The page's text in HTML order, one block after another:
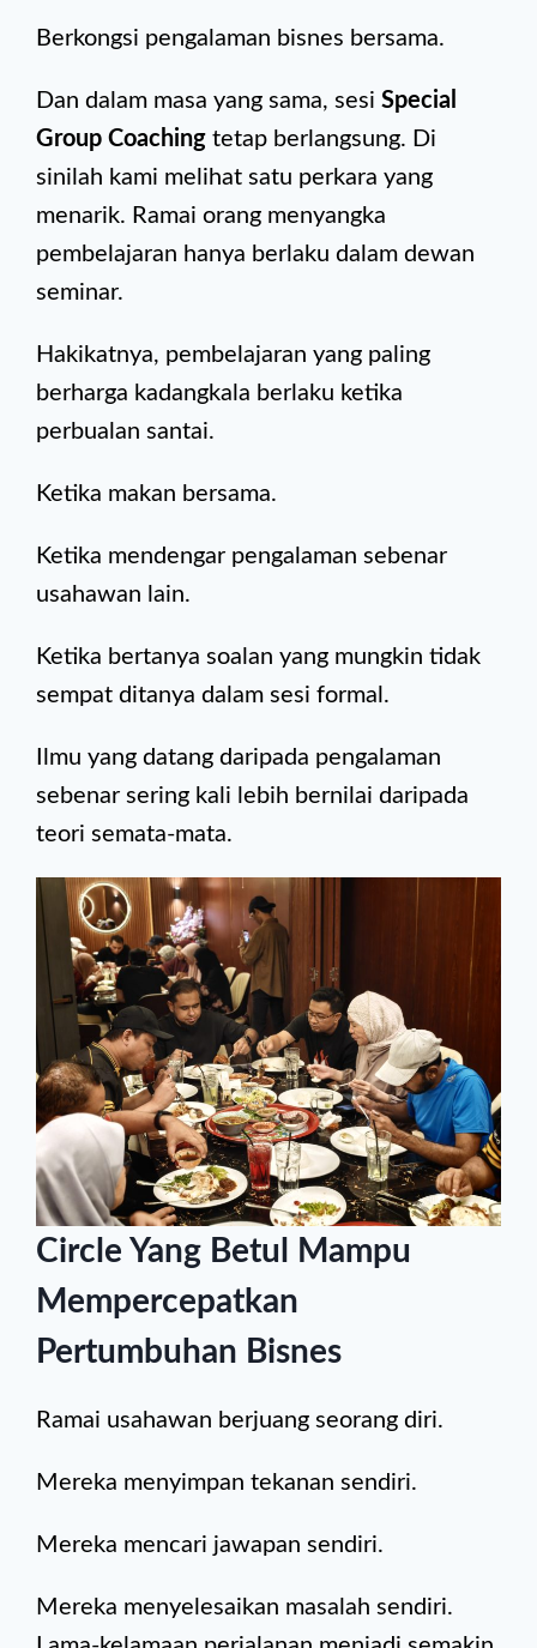
Berkongsi pengalaman bisnes bersama.
Dan dalam masa yang sama, sesi Special
Group Coaching tetap berlangsung. Di
sinilah kami melihat satu perkara yang
menarik. Ramai orang menyangka
pembelajaran hanya berlaku dalam dewan
seminar.
Hakikatnya, pembelajaran yang paling
berharga kadangkala berlaku ketika
perbualan santai.
Ketika makan bersama.
Ketika mendengar pengalaman sebenar
usahawan lain.
Ketika bertanya soalan yang mungkin tidak
sempat ditanya dalam sesi formal.
Ilmu yang datang daripada pengalaman
sebenar sering kali lebih bernilai daripada
teori semata-mata.
Circle Yang Betul Mampu
Mempercepatkan
Pertumbuhan Bisnes
Ramai usahawan berjuang seorang diri.
Mereka menyimpan tekanan sendiri.
Mereka mencari jawapan sendiri.
Mereka menyelesaikan masalah sendiri.